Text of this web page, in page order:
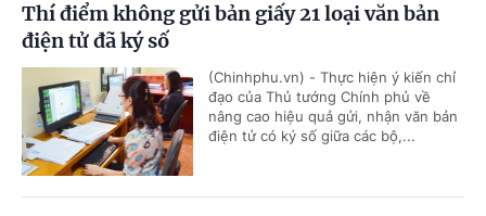
Thí điểm không gửi bản giấy 21 loại văn bản
điện tử đã ký số
(Chinhphu.vn) - Thực hiện ý kiến chỉ
đạo của Thủ tướng Chính phủ về
nâng cao hiệu quả gửi, nhận văn bản
điện tử có ký số giữa các bộ,...